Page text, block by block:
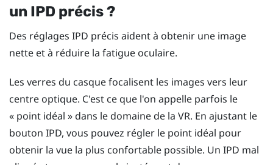
un IPD précis ?
Des réglages IPD précis aident à obtenir une image
nette et à réduire la fatigue oculaire.
Les verres du casque focalisent les images vers leur
centre optique. C'est ce que l'on appelle parfois le
« point idéal » dans le domaine de la VR. En ajustant le
bouton IPD, vous pouvez régler le point idéal pour
obtenir la vue la plus confortable possible. Un IPD mal